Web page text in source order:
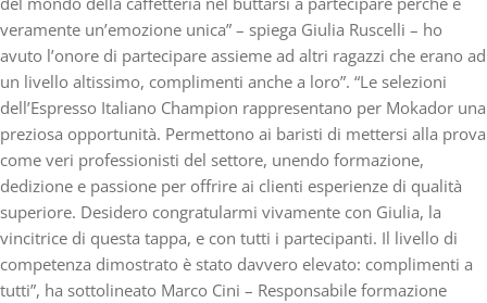
veramente un’emozione unica” – spiega Giulia Ruscelli – ho
avuto l’onore di partecipare assieme ad altri ragazzi che erano ad
un livello altissimo, complimenti anche a loro”. “Le selezioni
dell’Espresso Italiano Champion rappresentano per Mokador una
preziosa opportunità. Permettono ai baristi di mettersi alla prova
come veri professionisti del settore, unendo formazione,
dedizione e passione per offrire ai clienti esperienze di qualità
superiore. Desidero congratularmi vivamente con Giulia, la
vincitrice di questa tappa, e con tutti i partecipanti. Il livello di
competenza dimostrato è stato davvero elevato: complimenti a
tutti”, ha sottolineato Marco Cini – Responsabile formazione